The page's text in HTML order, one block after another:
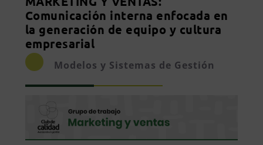
Comunicación interna enfocada en
la generación de equipo y cultura
empresarial
Modelos y Sistemas de Gestión